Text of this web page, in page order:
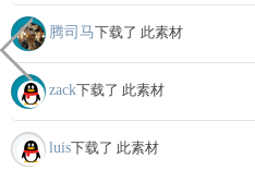
腾司马下载了 此素材
zack下载了 此素材
luis下载了 此素材